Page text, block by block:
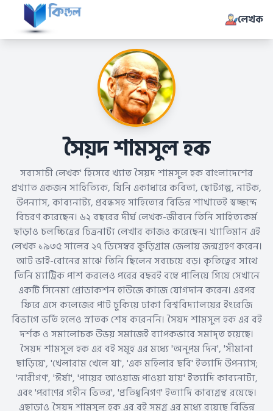
লেখক
সৈয়দ শামসুল হক
সব্যসাচী লেখক' হিসেবে খ্যাত সৈয়দ শামসুল হক বাংলাদেশের
প্রখ্যাত একজন সাহিত্যিক, যিনি একাধারে কবিতা, ছোটগল্প, নাটক,
উপন্যাস, কাব্যনাট্য, প্রবন্ধসহ সাহিত্যের বিভিন্ন শাখাতেই স্বচ্ছন্দে
বিচরণ করেছেন। ৬২ বছরের দীর্ঘ লেখক-জীবনে তিনি সাহিত্যকর্ম
ছাড়াও চলচ্চিত্রের চিত্রনাট্য লেখার কাজও করেছেন। খ্যাতিমান এই
লেখক ১৯৩৫ সালের ২৭ ডিসেম্বর কুড়িগ্রাম জেলায় জন্মগ্রহণ করেন।
আট ভাই-বোনের মাঝে তিনি ছিলেন সবচেয়ে বড়। কৃতিত্বের সাথে
তিনি ম্যাট্রিক পাশ করলেও পরের বছরই বম্বে পালিয়ে গিয়ে সেখানে
একটি সিনেমা প্রোডাকশন হাউজে কাজে যোগদান করেন। এরপর
ফিরে এসে কলেজের পাট চুকিয়ে ঢাকা বিশ্ববিদ্যালয়ের ইংরেজি
বিভাগে ভর্তি হলেও স্নাতক শেষ করেননি। সৈয়দ শামসুল হক এর বই
দর্শক ও সমালোচক উভয় সমাজেই ব্যাপকভাবে সমাদৃত হয়েছে।
সৈয়দ শামসুল হক এর বই সমূহ এর মধ্যে 'অনুপম দিন', 'সীমানা
ছাড়িয়ে', 'খেলারাম খেলে যা', 'এক মহিলার ছবি' ইত্যাদি উপন্যাস;
'নারীগণ', 'ঈর্ষা', 'পায়ের আওয়াজ পাওয়া যায়' ইত্যাদি কাব্যনাট্য,
এবং 'পরাণের গহীন ভিতর', 'প্রতিধ্বনিগণ' ইত্যাদি কাব্যগ্রন্থ রয়েছে।
এছাড়াও সৈয়দ শামসুল হক এর বই সমগ্র এর মধ্যে রয়েছে বিভিন্ন